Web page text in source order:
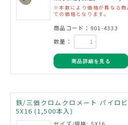
※本数により価格が異なる商
での価格となります。
商品コード：901-4333
数量：
商品詳細を見る
鉄/三価クロムクロメート パイロ
5X16 (1,500本入)